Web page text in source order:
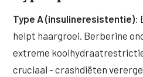
Type A (insulineresistentie):
helpt haargroei. Berberine
extreme
cruciaal - crashdiëten